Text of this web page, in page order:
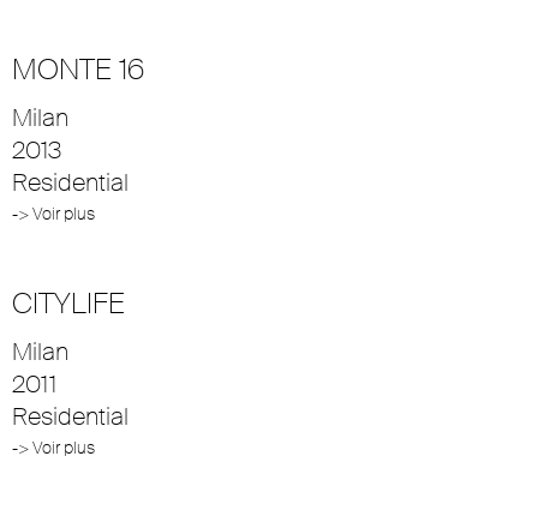
MONTE 16
Milan
2013
Residential
-> Voir plus
CITYLIFE
Milan
2011
Residential
-> Voir plus